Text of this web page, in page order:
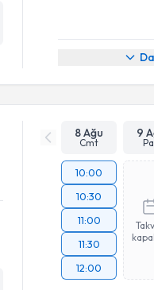
8 Ağu
Cmt
9
10:00
10:30
11:00
11:30
12:00